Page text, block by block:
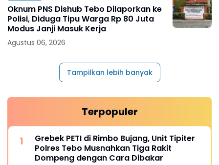
Oknum PNS Dishub Tebo Dilaporkan ke
Polisi, Diduga Tipu Warga Rp 80 Juta
Modus Janji Masuk Kerja
Agustus 06, 2026
Tampilkan lebih banyak
Terpopuler
Grebek PETI di Rimbo Bujang, Unit Tipiter
Polres Tebo Musnahkan Tiga Rakit
Dompeng dengan Cara Dibakar